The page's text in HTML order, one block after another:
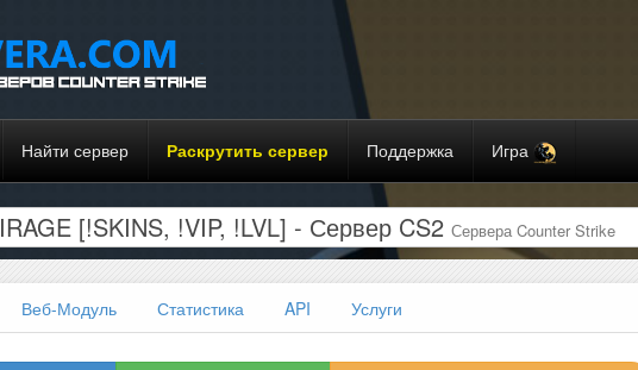
Найти сервер Раскрутить сервер Поддержка Игра
[!SKINS, !VIP, !LVL] - Сервер CS2 Сервера Counter Strike
Веб-Модуль Статистика API Услуги